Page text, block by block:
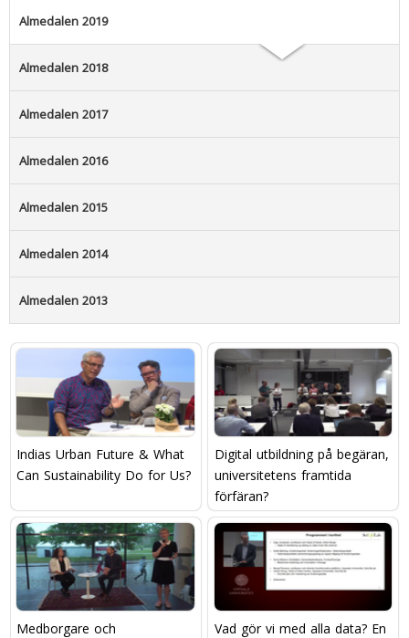
Almedalen 2019
Almedalen 2018
Almedalen 2017
Almedalen 2016
Almedalen 2015
Almedalen 2014
Almedalen 2013
Indias Urban Future & What
Can Sustainability Do for Us?
Digital utbildning på begäran,
universitetens framtida
förfäran?
Medborgare och
Vad gör vi med alla data? En